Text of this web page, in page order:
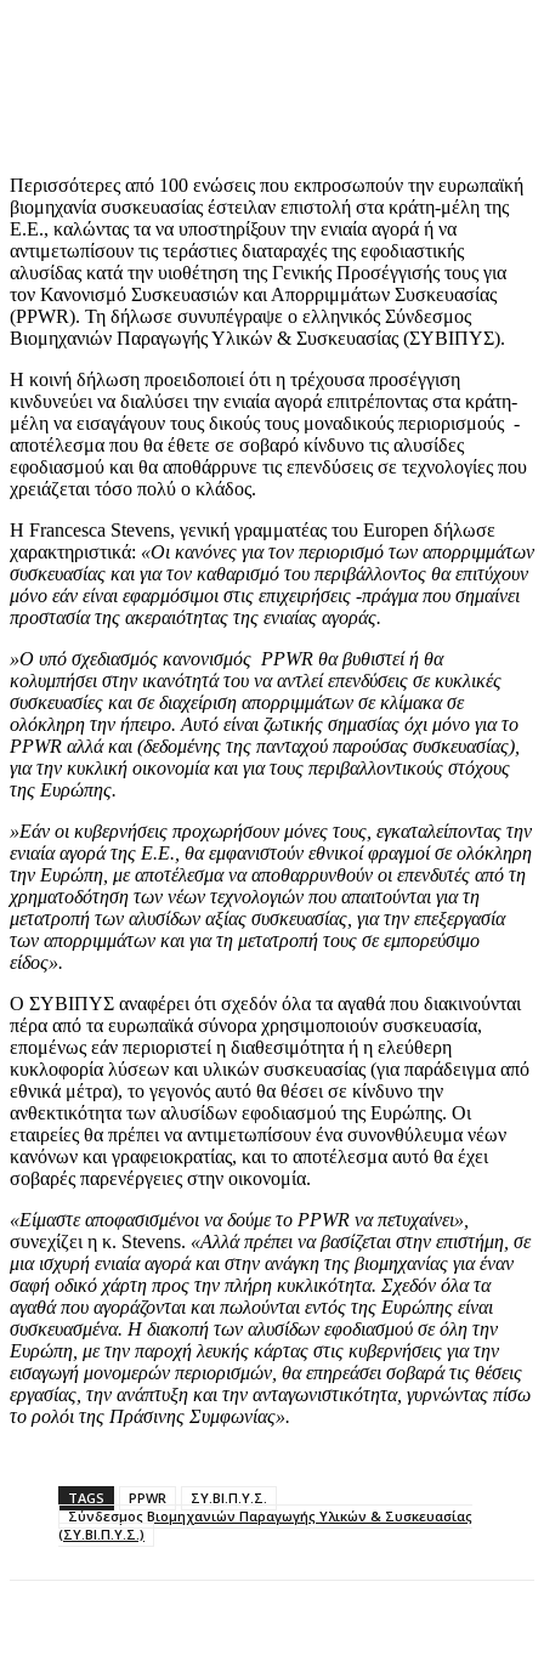
Περισσότερες από 100 ενώσεις που εκπροσωπούν την ευρωπαϊκή
βιομηχανία συσκευασίας έστειλαν επιστολή στα κράτη-μέλη της
Ε.Ε., καλώντας τα να υποστηρίξουν την ενιαία αγορά ή να
αντιμετωπίσουν τις τεράστιες διαταραχές της εφοδιαστικής
αλυσίδας κατά την υιοθέτηση της Γενικής Προσέγγισής τους για
τον Κανονισμό Συσκευασιών και Απορριμμάτων Συσκευασίας
(PPWR). Τη δήλωσε συνυπέγραψε ο ελληνικός Σύνδεσμος
Βιομηχανιών Παραγωγής Υλικών & Συσκευασίας (ΣΥΒΙΠΥΣ).
Η κοινή δήλωση προειδοποιεί ότι η τρέχουσα προσέγγιση
κινδυνεύει να διαλύσει την ενιαία αγορά επιτρέποντας στα κράτη-
μέλη να εισαγάγουν τους δικούς τους μοναδικούς περιορισμούς -
αποτέλεσμα που θα έθετε σε σοβαρό κίνδυνο τις αλυσίδες
εφοδιασμού και θα αποθάρρυνε τις επενδύσεις σε τεχνολογίες που
χρειάζεται τόσο πολύ ο κλάδος.
Η Francesca Stevens, γενική γραμματέας του Europen δήλωσε
χαρακτηριστικά: «Οι κανόνες για τον περιορισμό των απορριμμάτων
συσκευασίας και για τον καθαρισμό του περιβάλλοντος θα επιτύχουν
μόνο εάν είναι εφαρμόσιμοι στις επιχειρήσεις -πράγμα που σημαίνει
προστασία της ακεραιότητας της ενιαίας αγοράς.
»Ο υπό σχεδιασμός κανονισμός PPWR θα βυθιστεί ή θα
κολυμπήσει στην ικανότητά του να αντλεί επενδύσεις σε κυκλικές
συσκευασίες και σε διαχείριση απορριμμάτων σε κλίμακα σε
ολόκληρη την ήπειρο. Αυτό είναι ζωτικής σημασίας όχι μόνο για το
PPWR αλλά και (δεδομένης της πανταχού παρούσας συσκευασίας),
για την κυκλική οικονομία και για τους περιβαλλοντικούς στόχους
της Ευρώπης.
»Εάν οι κυβερνήσεις προχωρήσουν μόνες τους, εγκαταλείποντας την
ενιαία αγορά της Ε.Ε., θα εμφανιστούν εθνικοί φραγμοί σε ολόκληρη
την Ευρώπη, με αποτέλεσμα να αποθαρρυνθούν οι επενδυτές από τη
χρηματοδότηση των νέων τεχνολογιών που απαιτούνται για τη
μετατροπή των αλυσίδων αξίας συσκευασίας, για την επεξεργασία
των απορριμμάτων και για τη μετατροπή τους σε εμπορεύσιμο
είδος».
Ο ΣΥΒΙΠΥΣ αναφέρει ότι σχεδόν όλα τα αγαθά που διακινούνται
πέρα από τα ευρωπαϊκά σύνορα χρησιμοποιούν συσκευασία,
επομένως εάν περιοριστεί η διαθεσιμότητα ή η ελεύθερη
κυκλοφορία λύσεων και υλικών συσκευασίας (για παράδειγμα από
εθνικά μέτρα), το γεγονός αυτό θα θέσει σε κίνδυνο την
ανθεκτικότητα των αλυσίδων εφοδιασμού της Ευρώπης. Οι
εταιρείες θα πρέπει να αντιμετωπίσουν ένα συνονθύλευμα νέων
κανόνων και γραφειοκρατίας, και το αποτέλεσμα αυτό θα έχει
σοβαρές παρενέργειες στην οικονομία.
«Είμαστε αποφασισμένοι να δούμε το PPWR να πετυχαίνει»,
συνεχίζει η κ. Stevens. «Αλλά πρέπει να βασίζεται στην επιστήμη, σε
μια ισχυρή ενιαία αγορά και στην ανάγκη της βιομηχανίας για έναν
σαφή οδικό χάρτη προς την πλήρη κυκλικότητα. Σχεδόν όλα τα
αγαθά που αγοράζονται και πωλούνται εντός της Ευρώπης είναι
συσκευασμένα. Η διακοπή των αλυσίδων εφοδιασμού σε όλη την
Ευρώπη, με την παροχή λευκής κάρτας στις κυβερνήσεις για την
εισαγωγή μονομερών περιορισμών, θα επηρεάσει σοβαρά τις θέσεις
εργασίας, την ανάπτυξη και την ανταγωνιστικότητα, γυρνώντας πίσω
το ρολόι της Πράσινης Συμφωνίας».
TAGS PPWR
ΣΥ.ΒΙ.Π.Υ.Σ.
Σύνδεσμος Βιομηχανιών Παραγωγής Υλικών & Συσκευασίας
(ΣΥ.ΒΙ.Π.Υ.Σ.)